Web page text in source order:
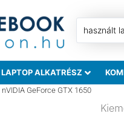
LAPTOP ALKATRÉSZ
nVIDIA GeForce GTX 1650